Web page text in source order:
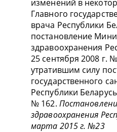
изменений в
Главного
врача Республики
постановление
здравоохранения
25 сентября 2008 г.
утратившим силу
государственного
Республики
№ 162.
здравоохранения
марта 2015 г. №23